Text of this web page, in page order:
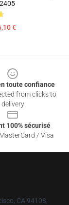
€
toute confiance
from clicks to
delivery
100% sécurisé
/ Visa
CA 94108,